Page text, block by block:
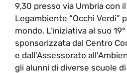
9,30 presso via Umbria con
Legambiente “Occhi Verdi”
mondo. L'iniziativa al suo
sponsorizzata dal Centro
e dall'Assessorato
gli alunni di diverse scuole